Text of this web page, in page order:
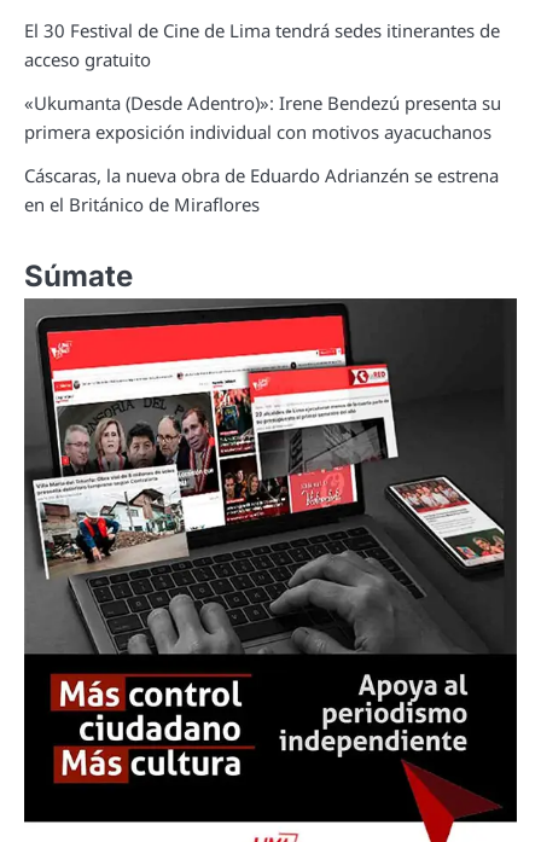
El 30 Festival de Cine de Lima tendrá sedes itinerantes de
acceso gratuito
«Ukumanta (Desde Adentro)»: Irene Bendezú presenta su
primera exposición individual con motivos ayacuchanos
Cáscaras, la nueva obra de Eduardo Adrianzén se estrena
en el Británico de Miraflores
Súmate